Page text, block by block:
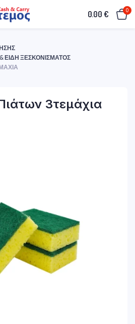
0.00€ 0
ΕΊΔΗ ΞΕΣΚΟΝΊΣΜΑΤΟΣ
3τεμάχια